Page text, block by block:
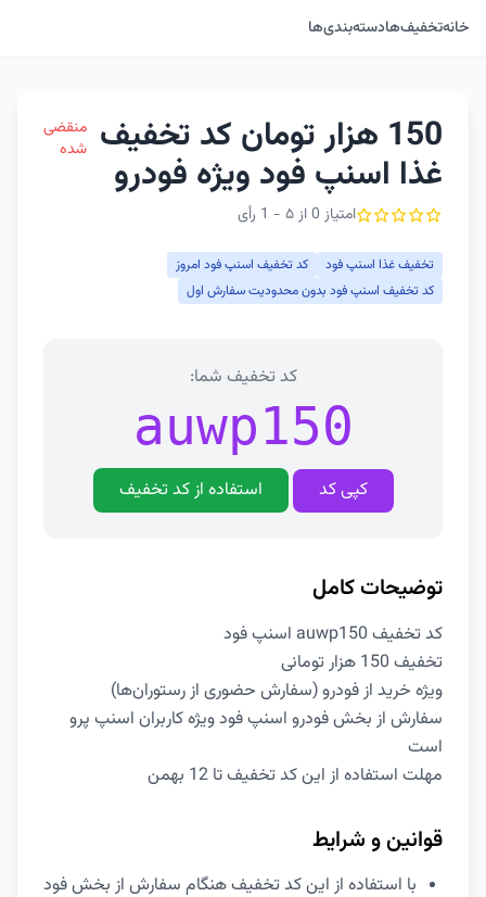
خانهتخفیف‌هادسته‌بندی‌ها
150 هزار تومان کد تخفیف
غذا اسنپ فود ویژه فودرو
امتیاز 0 از ۵ - 1 رأی
منقضی
شده
تخفیف غذا اسنپ فود
کد تخفیف اسنپ فود امروز
کد تخفیف اسنپ فود بدون محدودیت سفارش اول
کد تخفیف شما:
auwp150
کپی کد استفاده از کد تخفیف
توضیحات کامل
کد تخفیف auwp150 اسنپ فود
تخفیف 150 هزار تومانی
ویژه خرید از فودرو (سفارش حضوری از رستوران‌ها)
سفارش از بخش فودرو اسنپ فود ویژه کاربران اسنپ پرو
است
مهلت استفاده از این کد تخفیف تا 12 بهمن
قوانین و شرایط
با استفاده از این کد تخفیف هنگام سفارش از بخش فود